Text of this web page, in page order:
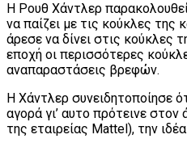
Η Ρουθ Χάντλερ
να παίζει με τις κούκλες της
άρεσε να δίνει στις κούκλες
εποχή οι περισσότερες
αναπαραστάσεις βρεφών.
Η Χάντλερ συνειδητοποίησε
αγορά γι’ αυτο πρότεινε στον
της εταιρείας Mattel), την